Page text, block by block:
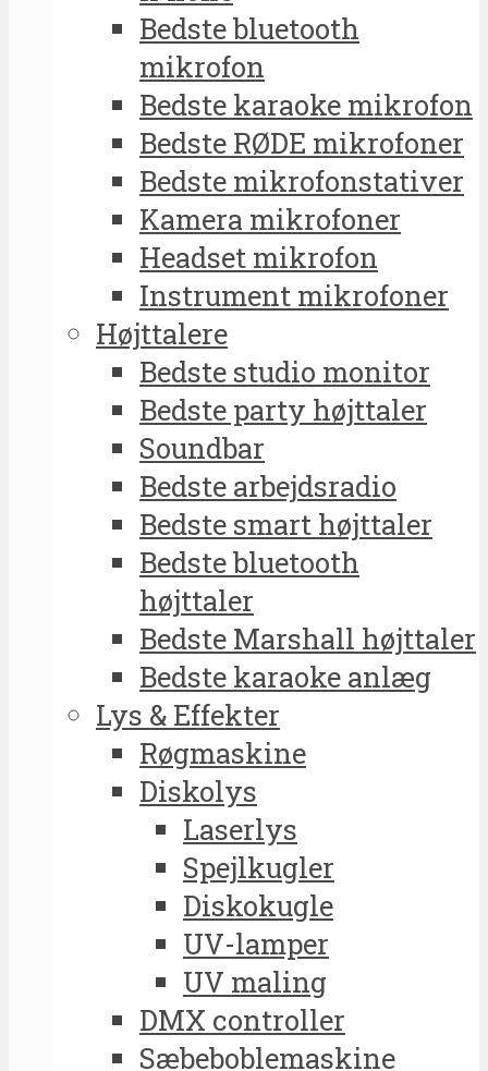
Bedste bluetooth
mikrofon
Bedste karaoke mikrofon
Bedste RØDE mikrofoner
Bedste mikrofonstativer
Kamera mikrofoner
Headset mikrofon
Instrument mikrofoner
Højttalere
Bedste studio monitor
Bedste party højttaler
Soundbar
Bedste arbejdsradio
Bedste smart højttaler
Bedste bluetooth
højttaler
Bedste Marshall højttaler
Bedste karaoke anlæg
Lys & Effekter
Røgmaskine
Diskolys
Laserlys
Spejlkugler
Diskokugle
UV-lamper
UV maling
DMX controller
Sæbeboblemaskine